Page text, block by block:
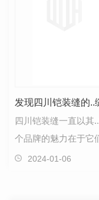
发现四川铠装缝的..
四川铠装缝一直以其
个品牌的魅力在于它
设计理念相结合。铠
2024-01-06